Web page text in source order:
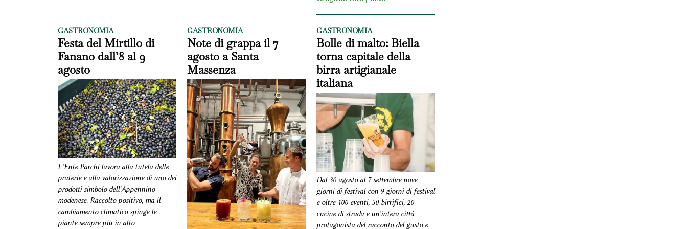
GASTRONOMIA
Festa del Mirtillo di
Fanano dall’8 al 9
agosto
L’Ente Parchi lavora alla tutela delle
praterie e alla valorizzazione di uno dei
prodotti simbolo dell’Appennino
modenese. Raccolto positivo, ma il
cambiamento climatico spinge le
piante sempre più in alto
GASTRONOMIA
Note di grappa il 7
agosto a Santa
Massenza
GASTRONOMIA
Bolle di malto: Biella
torna capitale della
birra artigianale
italiana
Dal 30 agosto al 7 settembre nove
giorni di festival con 9 giorni di festival
e oltre 100 eventi, 50 birrifici, 20
cucine di strada e un'intera città
protagonista del racconto del gusto e